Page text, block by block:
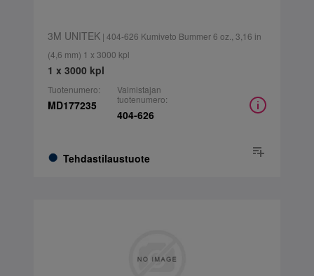
3M UNITEK| 404-626 Kumiveto Bummer 6 oz., 3,16 in
(4,6 mm) 1 x 3000 kpl
1 x 3000 kpl
Tuotenumero:
MD177235
Tehdastilaustuote
Valmistajan
tuotenumero:
404-626